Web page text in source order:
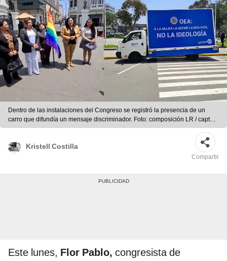
Dentro de las instalaciones del Congreso se registró la presencia de un
carro que difundía un mensaje discriminador. Foto: composición LR / captura
de Twitter
Kristell Costilla
Compartir
Este lunes, Flor Pablo, congresista de